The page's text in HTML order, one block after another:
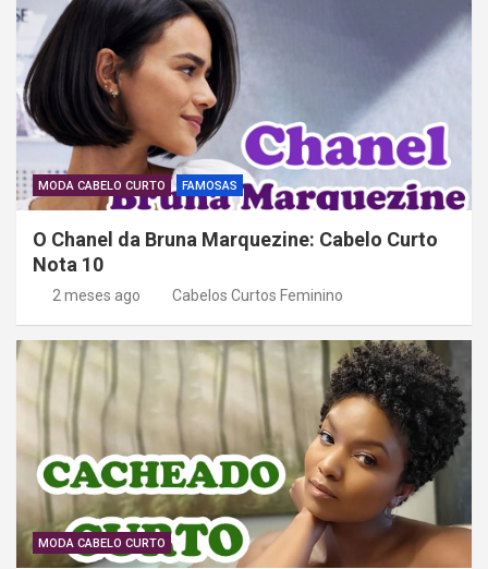
MODA CABELO CURTO FAMOSAS
O Chanel da Bruna Marquezine: Cabelo Curto
Nota 10
2 meses ago Cabelos Curtos Feminino
MODA CABELO CURTO